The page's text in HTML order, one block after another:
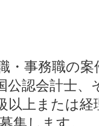
・事務職の案
公認会計士、
以上または